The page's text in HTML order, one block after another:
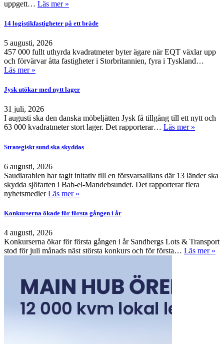
uppgett… Läs mer »
14 logistikfastigheter på ett bräde
5 augusti, 2026
457 000 fullt uthyrda kvadratmeter byter ägare när EQT växlar upp
och förvärvar åtta fastigheter i Storbritannien, fyra i Tyskland…
Läs mer »
Jysk utökar med nytt lager
31 juli, 2026
I augusti ska den danska möbeljätten Jysk få tillgång till ett nytt och
63 000 kvadratmeter stort lager. Det rapporterar… Läs mer »
Strategiskt sund ska skyddas
6 augusti, 2026
Saudiarabien har tagit initativ till en försvarsallians där 13 länder ska
skydda sjöfarten i Bab-el-Mandebsundet. Det rapporterar flera
nyhetsmedierLäs mer »
Konkurserna ökade för första gången i år
4 augusti, 2026
Konkurserna ökar för första gången i år Sandbergs Lots & Transport
stod för juli månads näst största konkurs och för första… Läs mer »